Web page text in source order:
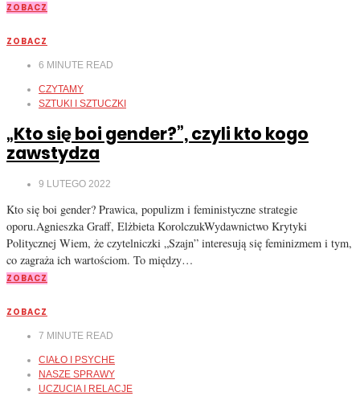
ZOBACZ
ZOBACZ
6 MINUTE READ
CZYTAMY
SZTUKI I SZTUCZKI
„Kto się boi gender?”, czyli kto kogo
zawstydza
9 LUTEGO 2022
Kto się boi gender? Prawica, populizm i feministyczne strategie
oporu.Agnieszka Graff, Elżbieta KorolczukWydawnictwo Krytyki
Politycznej Wiem, że czytelniczki „Szajn” interesują się feminizmem i tym,
co zagraża ich wartościom. To między…
ZOBACZ
ZOBACZ
7 MINUTE READ
CIAŁO I PSYCHE
NASZE SPRAWY
UCZUCIA I RELACJE